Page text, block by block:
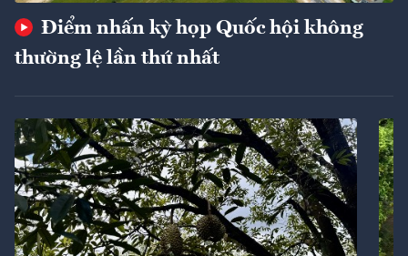
Điểm nhấn kỳ họp Quốc hội không
thường lệ lần thứ nhất